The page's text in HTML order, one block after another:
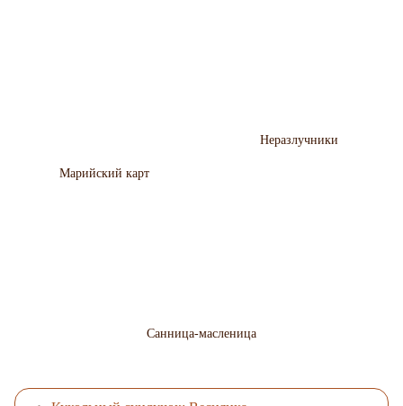
Марийский карт
Неразлучники
Санница-масленица